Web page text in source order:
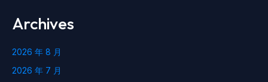
Archives
2026 年 8 月
2026 年 7 月